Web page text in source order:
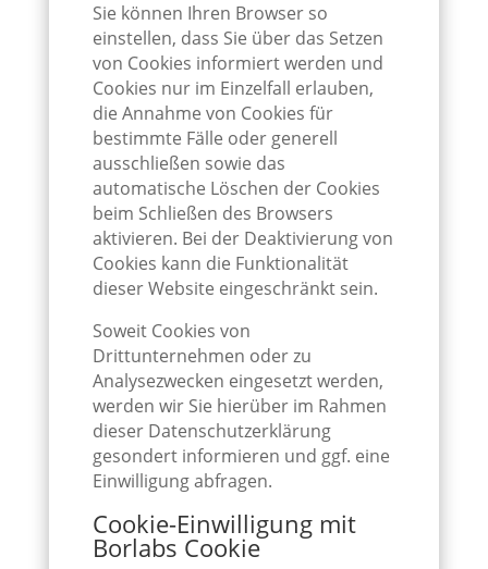
Sie können Ihren Browser so
einstellen, dass Sie über das Setzen
von Cookies informiert werden und
Cookies nur im Einzelfall erlauben,
die Annahme von Cookies für
bestimmte Fälle oder generell
ausschließen sowie das
automatische Löschen der Cookies
beim Schließen des Browsers
aktivieren. Bei der Deaktivierung von
Cookies kann die Funktionalität
dieser Website eingeschränkt sein.
Soweit Cookies von
Drittunternehmen oder zu
Analysezwecken eingesetzt werden,
werden wir Sie hierüber im Rahmen
dieser Datenschutzerklärung
gesondert informieren und ggf. eine
Einwilligung abfragen.
Cookie-Einwilligung mit
Borlabs Cookie